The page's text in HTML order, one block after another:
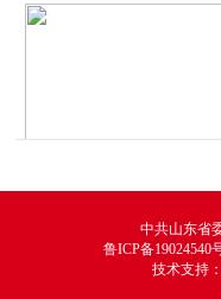
中共山东省
鲁ICP备19024540
技术支持